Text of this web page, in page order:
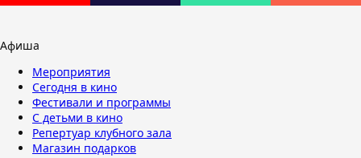
Афиша
Мероприятия
Сегодня в кино
Фестивали и программы
С детьми в кино
Репертуар клубного зала
Магазин подарков